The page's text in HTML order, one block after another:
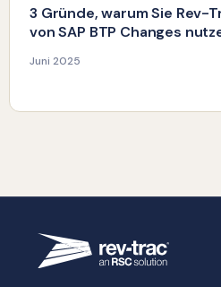
3 Gründe, warum Sie Rev-
von SAP BTP Changes
Juni 2025